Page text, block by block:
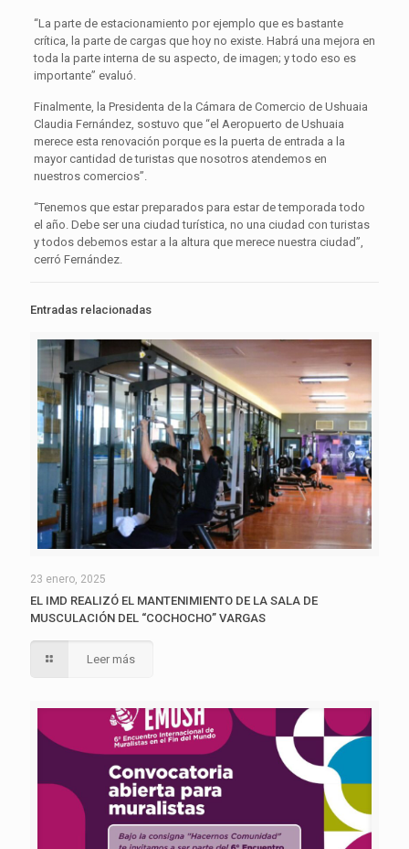
“La parte de estacionamiento por ejemplo que es bastante
crítica, la parte de cargas que hoy no existe. Habrá una mejora en
toda la parte interna de su aspecto, de imagen; y todo eso es
importante” evaluó.
Finalmente, la Presidenta de la Cámara de Comercio de Ushuaia
Claudia Fernández, sostuvo que “el Aeropuerto de Ushuaia
merece esta renovación porque es la puerta de entrada a la
mayor cantidad de turistas que nosotros atendemos en
nuestros comercios”.
“Tenemos que estar preparados para estar de temporada todo
el año. Debe ser una ciudad turística, no una ciudad con turistas
y todos debemos estar a la altura que merece nuestra ciudad”,
cerró Fernández.
Entradas relacionadas
23 enero, 2025
EL IMD REALIZÓ EL MANTENIMIENTO DE LA SALA DE
MUSCULACIÓN DEL “COCHOCHO” VARGAS
Leer más